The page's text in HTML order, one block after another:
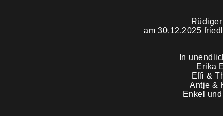
am 30.12.2025
In
Erika
Effi &
Antje &
Enkel